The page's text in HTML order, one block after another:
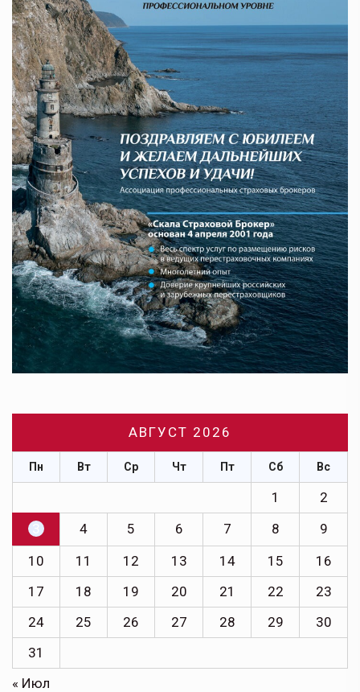
АВГУСТ 2026
Пн Вт Ср Чт Пт Сб Вс
1
2
3
4 5 6 7 8
9
10
11 12 13 14 15
16
17
18 19 20 21 22
23
24
25 26 27 28 29
30
31
« Июл